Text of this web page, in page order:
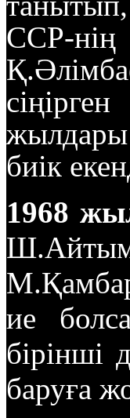
ССР-нің
биік
1968
ие
бірінші
баруға